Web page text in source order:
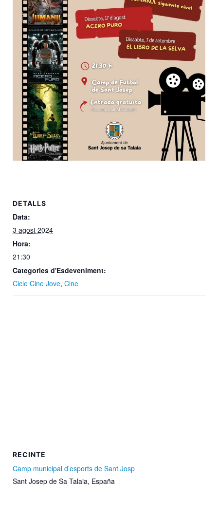
DETALLS
Data:
3 agost 2024
Hora:
21:30
Categories d'Esdeveniment:
Cicle Cine Jove,Cine
RECINTE
Camp municipal d’esports de Sant Josp
Sant Josep de Sa Talaia, España